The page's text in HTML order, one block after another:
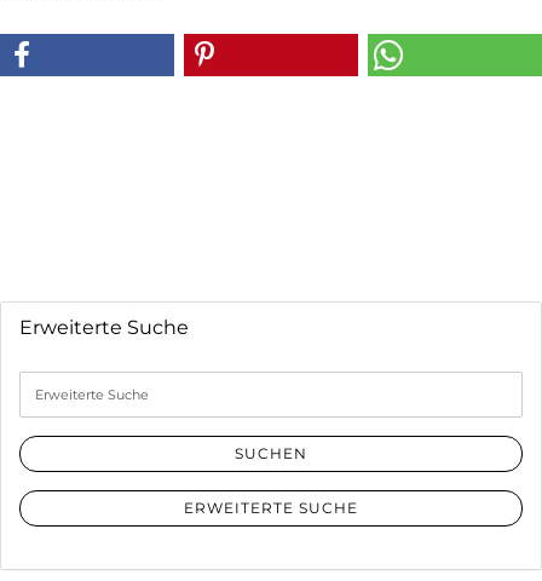
Erweiterte Suche
Suche
SUCHEN
ERWEITERTE SUCHE